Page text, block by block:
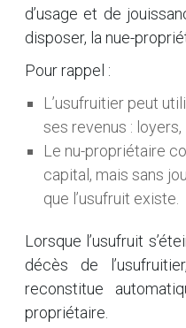
d’usage et de
disposer, la nue-
Pour rappel :
L’usufruitier peut
ses revenus :
Le nu-propriétaire
capital, mais sans
que l’usufruit existe.
Lorsque l’usufruit
décès de
reconstitue
propriétaire.